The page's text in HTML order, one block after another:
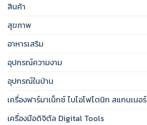
สินค้า
สุขภาพ
อาหารเสริม
อุปกรณ์ความงาม
อุปกรณ์ในบ้าน
เครื่องฟาร์มาเน็กซ์ ไบโอโฟโตนิก สแกนเนอร์
เครื่องมือดิจิตัล Digital Tools